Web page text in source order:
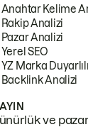
Anahtar Kelime
Rakip Analizi
Pazar Analizi
Yerel SEO
YZ Marka
Backlink Analizi
ve